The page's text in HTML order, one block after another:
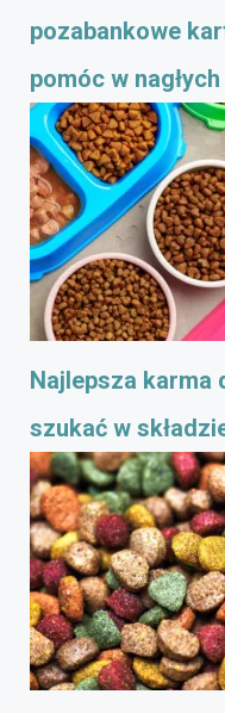
pozabankowe
pomóc w
Najlepsza karma
szukać w